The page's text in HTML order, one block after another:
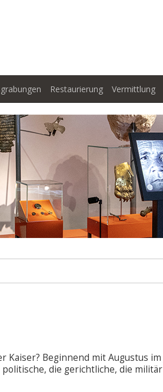
Restaurierung Vermittlung
Beginnend mit Augustus im
die gerichtliche, die